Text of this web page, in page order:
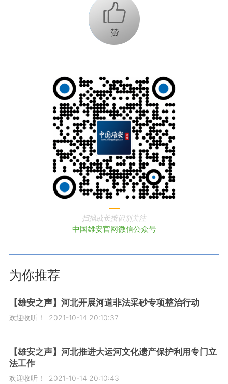
+1
扫描或长按识别关注
中国雄安官网微信公众号
为你推荐
【雄安之声】河北开展河道非法采砂专项整治行动
欢迎收听！ 2021-10-14 20:10:37
【雄安之声】河北推进大运河文化遗产保护利用专门立
法工作
欢迎收听！ 2021-10-14 20:10:43